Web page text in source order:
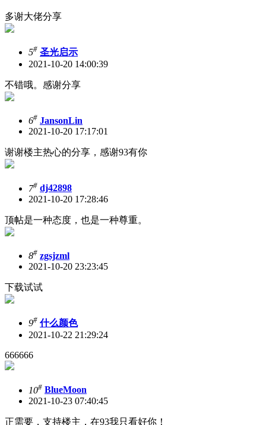
多谢大佬分享
5# 圣光启示
2021-10-20 14:00:39
不错哦。感谢分享
6# JansonLin
2021-10-20 17:17:01
谢谢楼主热心的分享，感谢93有你
7# dj42898
2021-10-20 17:28:46
顶帖是一种态度，也是一种尊重。
8# zgsjzml
2021-10-20 23:23:45
下载试试
9# 什么颜色
2021-10-22 21:29:24
666666
10# BlueMoon
2021-10-23 07:40:45
正需要，支持楼主，在93我只看好你！